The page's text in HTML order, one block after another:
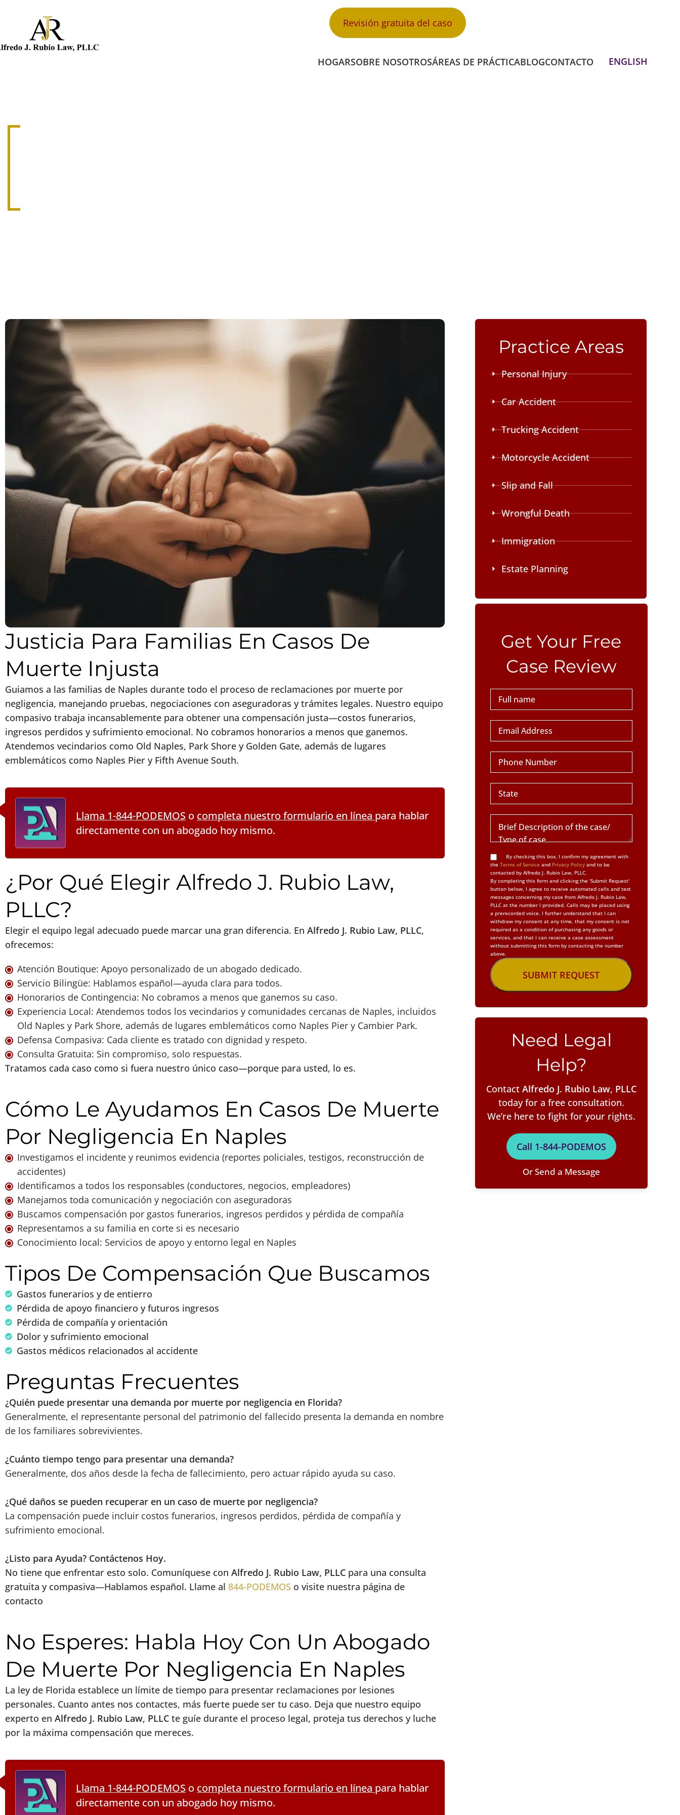
Revisión gratuita del caso
HOGARSOBRE NOSOTROSÁREAS DE PRÁCTICABLOGCONTACTO ENGLISH
Justicia Para Familias En Casos De
Muerte Injusta
Guiamos a las familias de Naples durante todo el proceso de reclamaciones por muerte por
negligencia, manejando pruebas, negociaciones con aseguradoras y trámites legales. Nuestro equipo
compasivo trabaja incansablemente para obtener una compensación justa—costos funerarios,
ingresos perdidos y sufrimiento emocional. No cobramos honorarios a menos que ganemos.
Atendemos vecindarios como Old Naples, Park Shore y Golden Gate, además de lugares
emblemáticos como Naples Pier y Fifth Avenue South.
Llama 1-844-PODEMOS o completa nuestro formulario en línea para hablar
directamente con un abogado hoy mismo.
¿Por Qué Elegir Alfredo J. Rubio Law,
PLLC?
Elegir el equipo legal adecuado puede marcar una gran diferencia. En Alfredo J. Rubio Law, PLLC,
ofrecemos:
Atención Boutique: Apoyo personalizado de un abogado dedicado.
Servicio Bilingüe: Hablamos español—ayuda clara para todos.
Honorarios de Contingencia: No cobramos a menos que ganemos su caso.
Experiencia Local: Atendemos todos los vecindarios y comunidades cercanas de Naples, incluidos
Old Naples y Park Shore, además de lugares emblemáticos como Naples Pier y Cambier Park.
Defensa Compasiva: Cada cliente es tratado con dignidad y respeto.
Consulta Gratuita: Sin compromiso, solo respuestas.
Tratamos cada caso como si fuera nuestro único caso—porque para usted, lo es.
Cómo Le Ayudamos En Casos De Muerte
Por Negligencia En Naples
Investigamos el incidente y reunimos evidencia (reportes policiales, testigos, reconstrucción de
accidentes)
Identificamos a todos los responsables (conductores, negocios, empleadores)
Manejamos toda comunicación y negociación con aseguradoras
Buscamos compensación por gastos funerarios, ingresos perdidos y pérdida de compañía
Representamos a su familia en corte si es necesario
Conocimiento local: Servicios de apoyo y entorno legal en Naples
Tipos De Compensación Que Buscamos
Gastos funerarios y de entierro
Pérdida de apoyo financiero y futuros ingresos
Pérdida de compañía y orientación
Dolor y sufrimiento emocional
Gastos médicos relacionados al accidente
Preguntas Frecuentes
¿Quién puede presentar una demanda por muerte por negligencia en Florida?
Generalmente, el representante personal del patrimonio del fallecido presenta la demanda en nombre
de los familiares sobrevivientes.
¿Cuánto tiempo tengo para presentar una demanda?
Generalmente, dos años desde la fecha de fallecimiento, pero actuar rápido ayuda su caso.
¿Qué daños se pueden recuperar en un caso de muerte por negligencia?
La compensación puede incluir costos funerarios, ingresos perdidos, pérdida de compañía y
sufrimiento emocional.
¿Listo para Ayuda? Contáctenos Hoy.
No tiene que enfrentar esto solo. Comuníquese con Alfredo J. Rubio Law, PLLC para una consulta
gratuita y compasiva—Hablamos español. Llame al 844-PODEMOS o visite nuestra página de
contacto
No Esperes: Habla Hoy Con Un Abogado
De Muerte Por Negligencia En Naples
La ley de Florida establece un límite de tiempo para presentar reclamaciones por lesiones
personales. Cuanto antes nos contactes, más fuerte puede ser tu caso. Deja que nuestro equipo
experto en Alfredo J. Rubio Law, PLLC te guíe durante el proceso legal, proteja tus derechos y luche
por la máxima compensación que mereces.
Llama 1-844-PODEMOS o completa nuestro formulario en línea para hablar
directamente con un abogado hoy mismo.
Practice Areas
Personal Injury
Car Accident
Trucking Accident
Motorcycle Accident
Slip and Fall
Wrongful Death
Immigration
Estate Planning
Please leave this field empty.
Get Your Free
Case Review
By checking this box, I confirm my agreement with
the Terms of Serviceand Privacy Policyand to be
contacted by Alfredo J. Rubio Law, PLLC.
By completing this form and clicking the 'Submit Request'
button below, I agree to receive automated calls and text
messages concerning my case from Alfredo J. Rubio Law,
PLLC at the number I provided. Calls may be placed using
a prerecorded voice. I further understand that I can
withdraw my consent at any time, that my consent is not
required as a condition of purchasing any goods or
services, and that I can receive a case assessment
without submitting this form by contacting the number
above.
Need Legal
Help?
Contact Alfredo J. Rubio Law, PLLC
today for a free consultation.
We’re here to fight for your rights.
Call 1-844-PODEMOS
Or Send a Message